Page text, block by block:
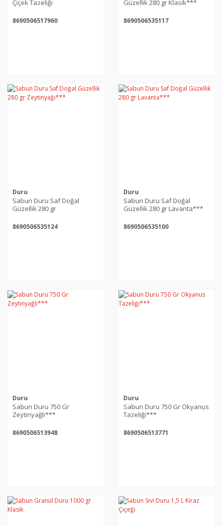
Çiçek Tazeliği
8690506517960
Güzellik 280 gr Klasik***
8690506535117
Duru
Sabun Duru Saf Doğal
Güzellik 280 gr
8690506535124
Duru
Sabun Duru Saf Doğal
Güzellik 280 gr Lavanta***
8690506535100
Duru
Sabun Duru 750 Gr
Zeytinyağlı***
8690506513948
Duru
Sabun Duru 750 Gr Okyanus
Tazeliği***
8690506513771